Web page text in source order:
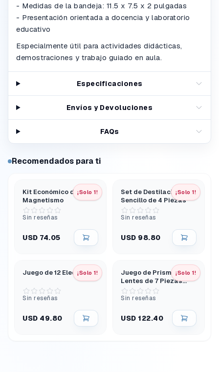
- Medidas de la bandeja: 11.5 x 7.5 x 2 pulgadas
- Presentación orientada a docencia y laboratorio
educativo
Especialmente útil para actividades didácticas,
demostraciones y trabajo guiado en aula.
Especificaciones
Envíos y Devoluciones
FAQs
Recomendados para ti
¡Solo 1!
Kit Económico de
Magnetismo
Sin reseñas
USD 74.05
¡Solo 1!
Set de Destilación
Sencillo de 4 Piezas
Sin reseñas
USD 98.80
¡Solo 1!
Juego de 12 Electrodos
Sin reseñas
USD 49.80
¡Solo 1!
Juego de Prismas y
Lentes de 7 Piezas
Vidrio
Sin reseñas
USD 122.40